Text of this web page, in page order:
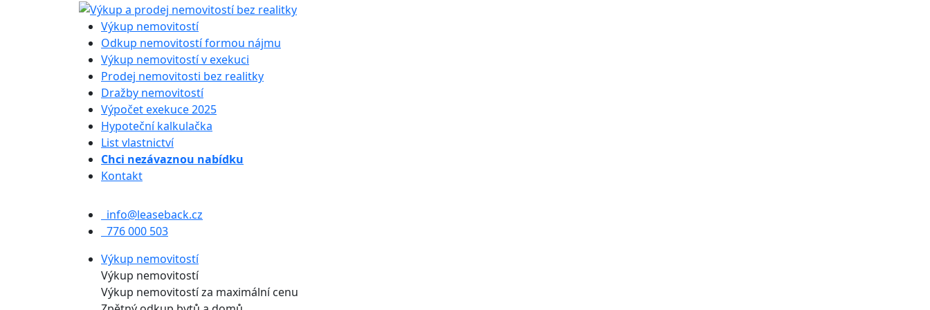
Výkup nemovitostí
Odkup nemovitostí formou nájmu
Výkup nemovitostí v exekuci
Prodej nemovitosti bez realitky
Dražby nemovitostí
Výpočet exekuce 2025
Hypoteční kalkulačka
List vlastnictví
Chci nezávaznou nabídku
Kontakt
info@leaseback.cz
776 000 503
Výkup nemovitostí
Výkup nemovitostí
Výkup nemovitostí za maximální cenu